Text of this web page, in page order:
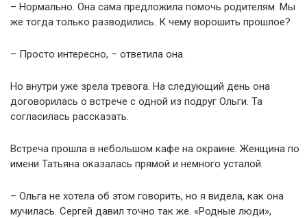
– Нормально. Она сама предложила помочь родителям. Мы
же тогда только разводились. К чему ворошить прошлое?
– Просто интересно, – ответила она.
Но внутри уже зрела тревога. На следующий день она
договорилась о встрече с одной из подруг Ольги. Та
согласилась рассказать.
Встреча прошла в небольшом кафе на окраине. Женщина по
имени Татьяна оказалась прямой и немного усталой.
– Ольга не хотела об этом говорить, но я видела, как она
мучилась. Сергей давил точно так же. «Родные люди»,